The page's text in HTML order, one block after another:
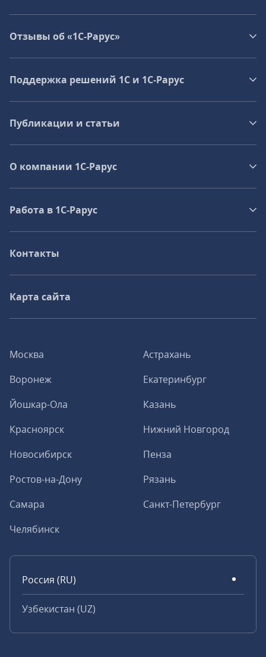
Москва
Астрахань
Воронеж
Екатеринбург
Йошкар-Ола
Казань
Красноярск
Нижний Новгород
Новосибирск
Пенза
Ростов-на-Дону
Рязань
Самара
Санкт-Петербург
Челябинск
Россия (RU)
Узбекистан (UZ)
Отзывы об «1С-Рарус»
Поддержка решений 1С и 1С‑Рарус
Публикации и статьи
О компании 1C-Рарус
Работа в 1С‑Рарус
Контакты
Карта сайта